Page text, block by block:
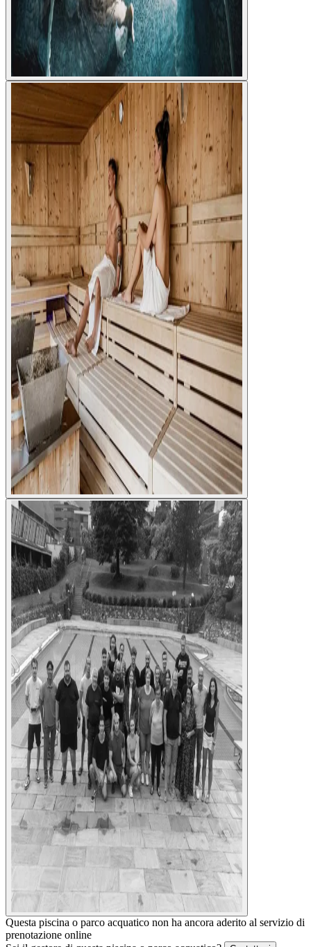
Questa piscina o parco acquatico non ha ancora aderito al servizio di
prenotazione online